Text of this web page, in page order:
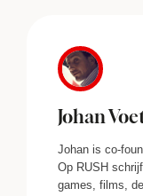
Johan
Johan is co-
Op RUSH
games, films,